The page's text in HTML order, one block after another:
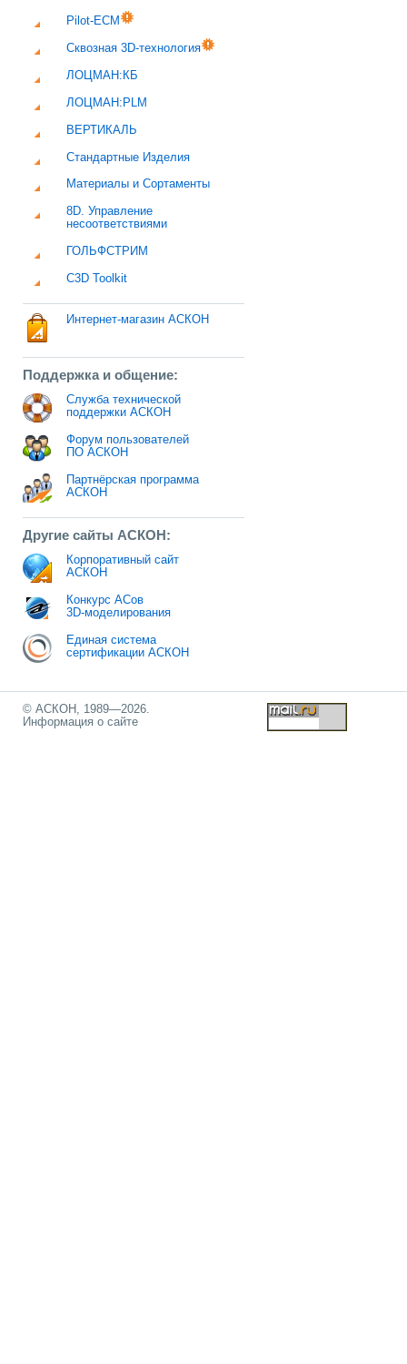
Pilot-ECM
Сквозная 3D-технология
ЛОЦМАН:КБ
ЛОЦМАН:PLM
ВЕРТИКАЛЬ
Стандартные Изделия
Материалы и Сортаменты
8D. Управление
несоответствиями
ГОЛЬФСТРИМ
C3D Toolkit
Интернет-магазин АСКОН
Поддержка и общение:
Служба технической
поддержки АСКОН
Форум пользователей
ПО АСКОН
Партнёрская программа
АСКОН
Другие сайты АСКОН:
Корпоративный сайт
АСКОН
Конкурс АСов
3D-моделирования
Единая система
сертификации АСКОН
© АСКОН, 1989—2026.
Информация о сайте